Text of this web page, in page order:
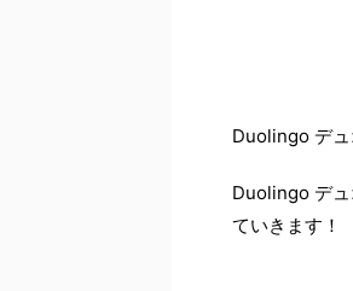
Duolingo デュ
Duolingo デュ
ていきます！